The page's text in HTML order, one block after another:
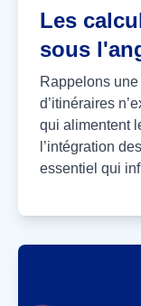
Les
sous
Rappelons
d’itinéraires
qui alimentent
l’intégration
essentiel qui